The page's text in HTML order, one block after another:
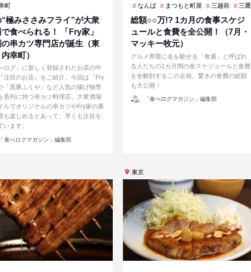
町
“極みささみフライ”が大衆
食べられる！ 「Fry家」
の串カツ専門店が誕生（東
幸町）
ログ」に新しく登録されたお店の中
注目のお店』をご紹介。今回は「Fry
「黒豚ふくや」など人気の揚げ物専
系列に持つ串カツ料理店。大衆酒場
ルでオリジナルの串カツやFry家の看
も楽しめるとあって、早くも注目を
います。
投「食べログマガジン」編集部
なんば
まつもと町屋 三越前 三鷹
総額○○万!? 1カ月の食事スケジ
ュールと食費を全公開！（7月・
マッキー牧元）
グルメ界隈に名を馳せる「食通」と呼ばれ
る人たちの1カ月間の食スケジュールと食費
を全解剖するこの企画。驚きの食費の総額
も大公開！
投「食べログマガジン」編集部
東京